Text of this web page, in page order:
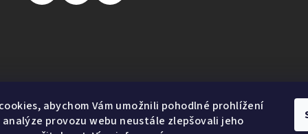
abychom Vám umožnili pohodlné prohlížení
analýze provozu webu neustále zlepšovali jeho